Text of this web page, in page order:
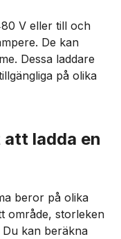
V eller till och
De kan
Dessa laddare
på olika
ladda en
beror på olika
område, storleken
kan beräkna